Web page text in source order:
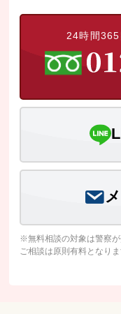
24時間365
※無料相談の対象は警察
ご相談は原則有料となりま